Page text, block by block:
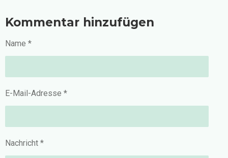
l
e
l
e
l
e
l
e
Kommentar hinzufügen
Name *
E-Mail-Adresse *
Nachricht *